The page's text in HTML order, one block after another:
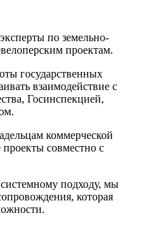
по земельно-
проектам.
государственных
взаимодействие с
Госинспекцией,
коммерческой
совместно с
подходу, мы
которая